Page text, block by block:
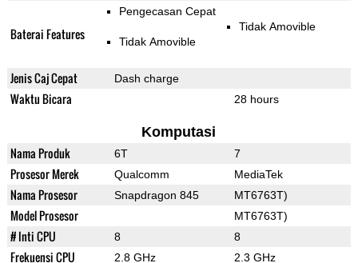
Baterai Features
Pengecasan Cepat
Tidak Amovible
Tidak Amovible
Jenis Caj Cepat Dash charge
Waktu Bicara 28 hours
Komputasi
Nama Produk 6T 7
Prosesor Merek Qualcomm MediaTek
Nama Prosesor Snapdragon 845 MT6763T)
Model Prosesor MT6763T)
# Inti CPU 8 8
Frekuensi CPU 2.8 GHz 2.3 GHz